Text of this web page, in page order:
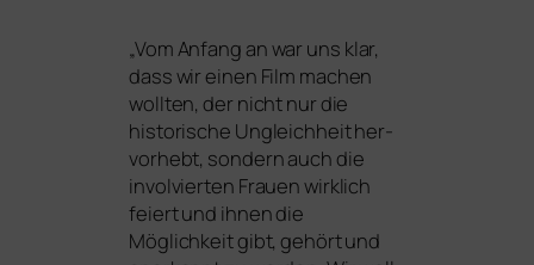
„Vom Anfang an war uns klar,
dass wir einen Film machen
woll­ten, der nicht nur die
his­to­ri­sche Ungleichheit her­
vor­hebt, son­dern auch die
invol­vier­ten Frauen wirk­lich
fei­ert und ihnen die
Möglichkeit gibt, gehört und